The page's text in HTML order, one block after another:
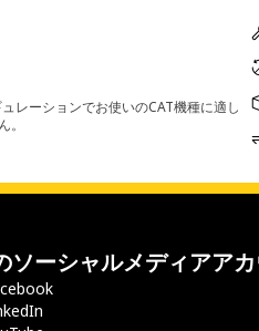
レーションでお使いのCAT機種に適し
ソーシャルメディアア